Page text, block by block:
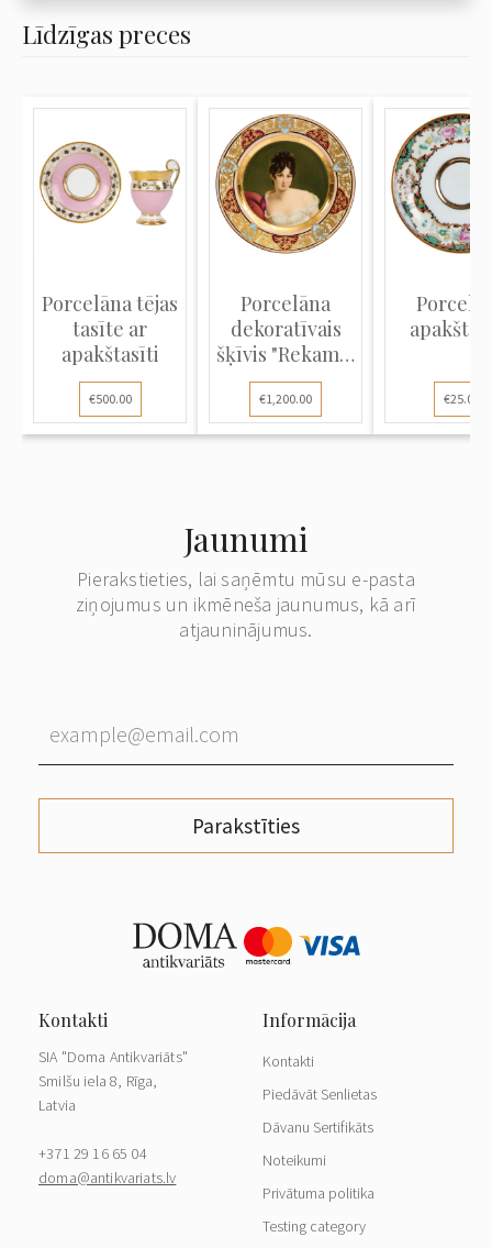
Līdzīgas preces
Porcelāna tējas
tasīte ar
apakštasīti
€500.00
Porcelāna
dekoratīvais
šķīvis "Rekamjē
kundze...
€1,200.00 €25.00
Jaunumi
Pierakstieties, lai saņēmtu mūsu e-pasta
ziņojumus un ikmēneša jaunumus, kā arī
atjauninājumus.
Parakstīties
SIA "Doma Antikvariāts"
Smilšu iela 8, Rīga,
Latvia
+371 29 16 65 04
doma@antikvariats.lv
Kontakti
Piedāvāt Senlietas
Dāvanu Sertifikāts
Noteikumi
Privātuma politika
Testing category